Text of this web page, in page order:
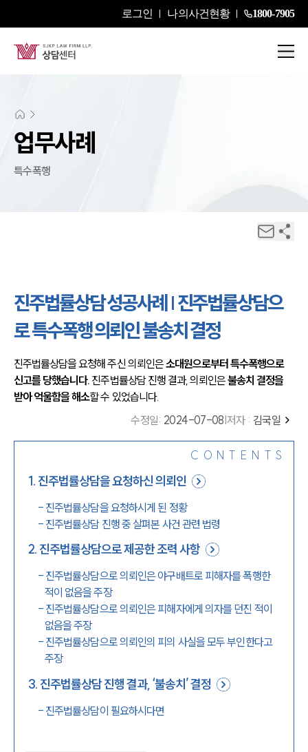
로그인 나의사건현황 1800-7905
업무사례
특수폭행
진주법률상담 성공사례 | 진주법률상담으
로 특수폭행 의뢰인 불송치 결정
진주법률상담을 요청해 주신 의뢰인은 소대원으로부터 특수폭행으로
신고를 당했습니다. 진주법률상담 진행 결과, 의뢰인은 불송치 결정을
받아 억울함을 해소할 수 있었습니다.
수정일: 2024-07-08 |저자 : 김국일
CONTENTS
1. 진주법률상담을 요청하신 의뢰인
- 진주법률상담을 요청하시게 된 정황
- 진주법률상담 진행 중 살펴본 사건 관련 법령
2. 진주법률상담으로 제공한 조력 사항
- 진주법률상담으로 의뢰인은 야구배트로 피해자를 폭행한
적이 없음을 주장
- 진주법률상담으로 의뢰인은 피해자에게 의자를 던진 적이
없음을 주장
- 진주법률상담으로 의뢰인의 피의 사실을 모두 부인한다고
주장
3. 진주법률상담 진행 결과, ‘불송치’ 결정
- 진주법률상담이 필요하시다면